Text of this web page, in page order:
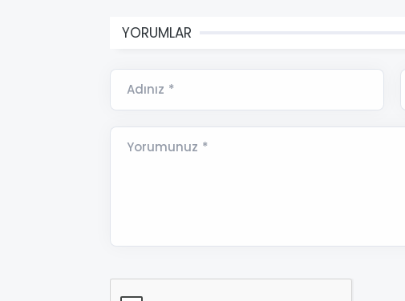
YORUMLAR
Adınız *
Yorumunuz *